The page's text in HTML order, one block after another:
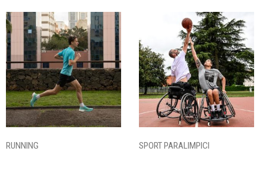
RUNNING SPORT PARALIMPICI